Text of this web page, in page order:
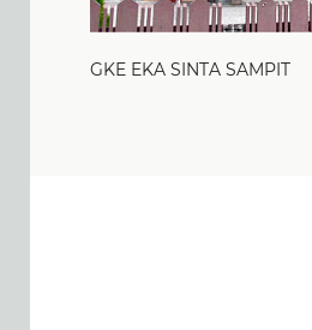
GKE EKA SINTA SAMPIT